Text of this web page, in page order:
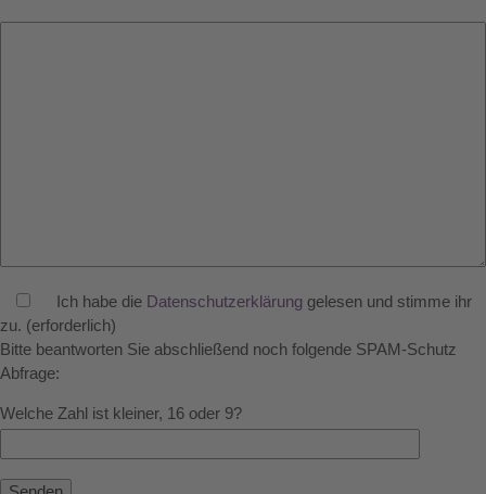
Ich habe die Datenschutzerklärung gelesen und stimme ihr
zu. (erforderlich)
Bitte beantworten Sie abschließend noch folgende SPAM-Schutz
Abfrage:
Welche Zahl ist kleiner, 16 oder 9?